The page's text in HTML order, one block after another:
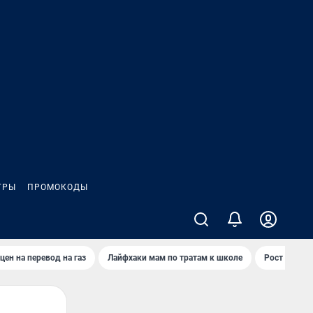
ПРОМОКОДЫ
на перевод на газ Лайфхаки мам по тратам к школе Рост цен на